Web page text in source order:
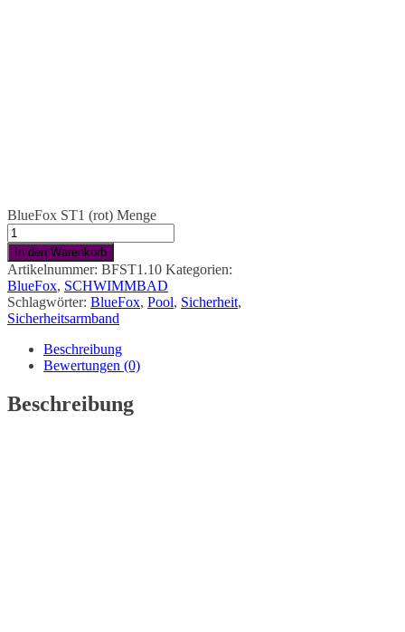
BlueFox ST1 (rot) Menge
In den Warenkorb
Artikelnummer: BFST1.10 Kategorien:
BlueFox, SCHWIMMBAD
Schlagwörter: BlueFox, Pool, Sicherheit,
Sicherheitsarmband
Beschreibung
Bewertungen (0)
Beschreibung